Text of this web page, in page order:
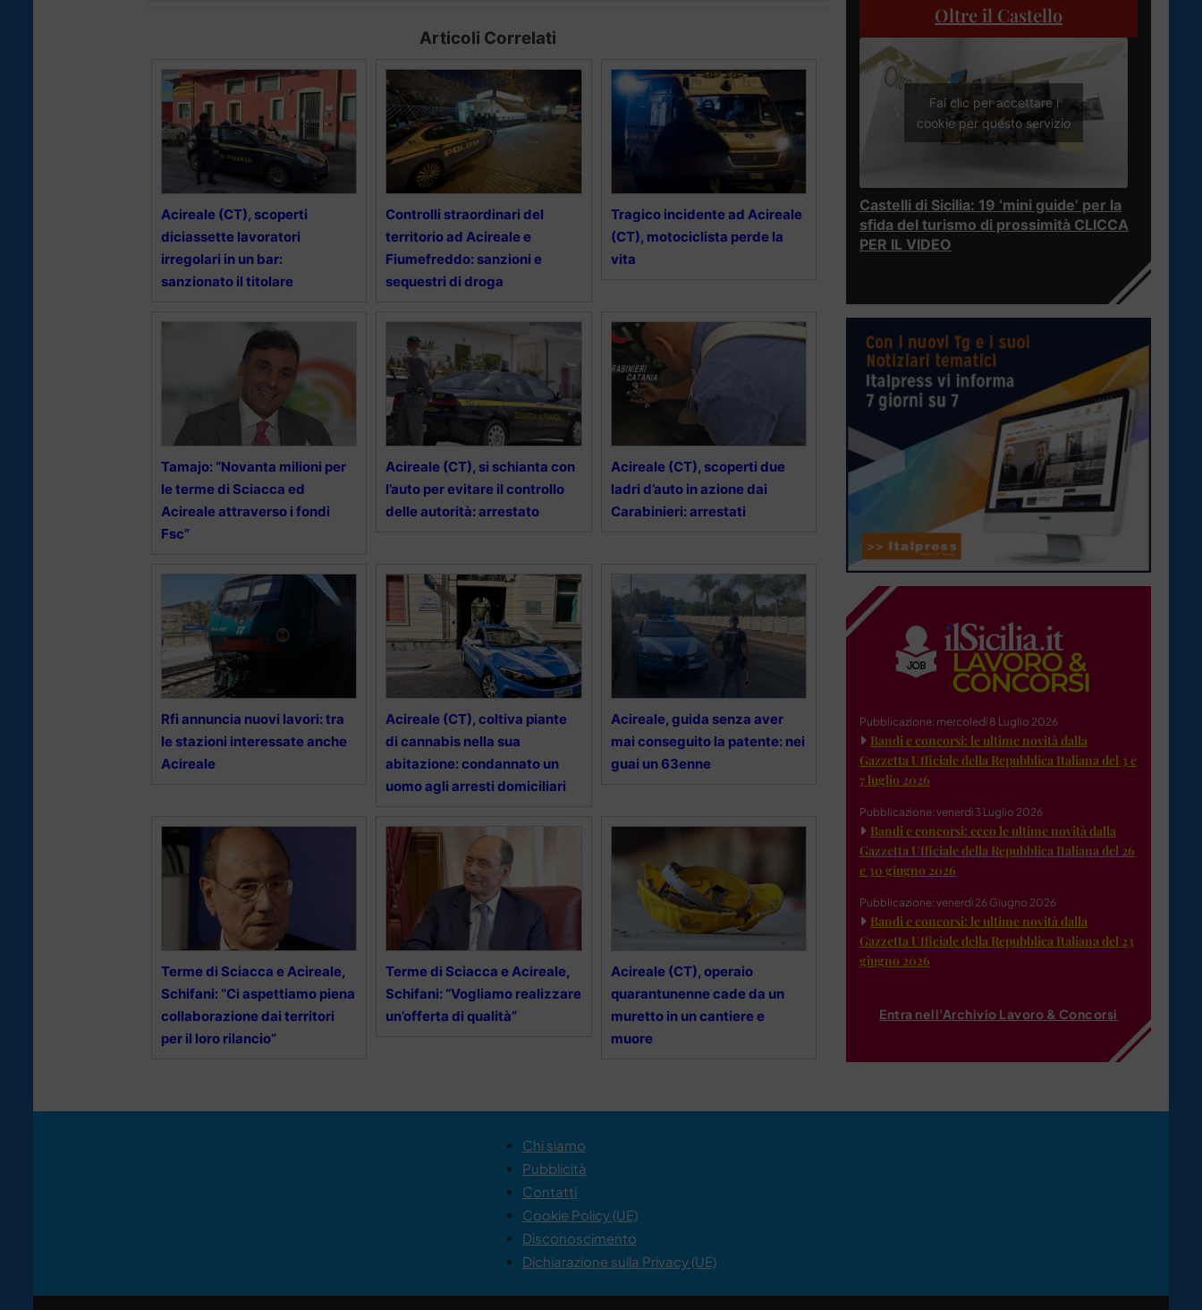
Articoli Correlati
Acireale (CT), scoperti
diciassette lavoratori
irregolari in un bar:
sanzionato il titolare
Controlli straordinari del
territorio ad Acireale e
Fiumefreddo: sanzioni e
sequestri di droga
Tragico incidente ad Acireale
(CT), motociclista perde la
vita
Tamajo: “Novanta milioni per
le terme di Sciacca ed
Acireale attraverso i fondi
Fsc”
Acireale (CT), si schianta con
l’auto per evitare il controllo
delle autorità: arrestato
Acireale (CT), scoperti due
ladri d’auto in azione dai
Carabinieri: arrestati
Rfi annuncia nuovi lavori: tra
le stazioni interessate anche
Acireale
Acireale (CT), coltiva piante
di cannabis nella sua
abitazione: condannato un
uomo agli arresti domiciliari
Acireale, guida senza aver
mai conseguito la patente: nei
guai un 63enne
Terme di Sciacca e Acireale,
Schifani: “Ci aspettiamo piena
collaborazione dai territori
per il loro rilancio”
Terme di Sciacca e Acireale,
Schifani: “Vogliamo realizzare
un’offerta di qualità”
Acireale (CT), operaio
quarantunenne cade da un
muretto in un cantiere e
muore
Oltre il Castello
Fai clic per accettare i
cookie per questo servizio
Castelli di Sicilia: 19 ‘mini guide’ per la
sfida del turismo di prossimità CLICCA
PER IL VIDEO
Pubblicazione: mercoledì 8 Luglio 2026
Bandi e concorsi: le ultime novità dalla
Gazzetta Ufficiale della Repubblica Italiana del 3 e
7 luglio 2026
Pubblicazione: venerdì 3 Luglio 2026
Bandi e concorsi: ecco le ultime novità dalla
Gazzetta Ufficiale della Repubblica Italiana del 26
e 30 giugno 2026
Pubblicazione: venerdì 26 Giugno 2026
Bandi e concorsi: le ultime novità dalla
Gazzetta Ufficiale della Repubblica Italiana del 23
giugno 2026
Entra nell'Archivio Lavoro & Concorsi
Chi siamo
Pubblicità
Contatti
Cookie Policy (UE)
Disconoscimento
Dichiarazione sulla Privacy (UE)